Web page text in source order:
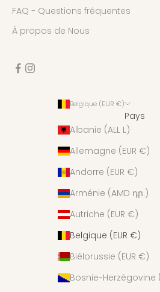
FAQ - Questions fréquentes
À propos de Nous
Belgique (EUR €)
Pays
Albanie (ALL L)
Allemagne (EUR €)
Andorre (EUR €)
Arménie (AMD դր.)
Autriche (EUR €)
Belgique (EUR €)
Biélorussie (EUR €)
Bosnie-Herzégovine